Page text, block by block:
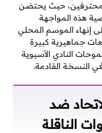
حيث يحتضن
هذه المواجهة
إنهاء الموسم المحلي
جماهيرية كبيرة
النادي الآسيوية
النسخة القادمة.
ضد
الناقلة